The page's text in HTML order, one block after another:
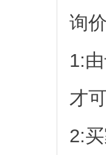
询
1:
才
2: